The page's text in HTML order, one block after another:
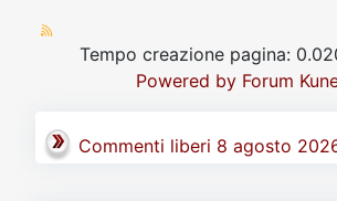
Tempo creazione pagina:
Powered by Forum
Commenti liberi 8 agosto